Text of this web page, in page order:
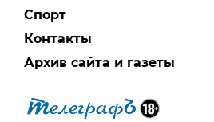
Спорт
Контакты
Архив сайта и газеты